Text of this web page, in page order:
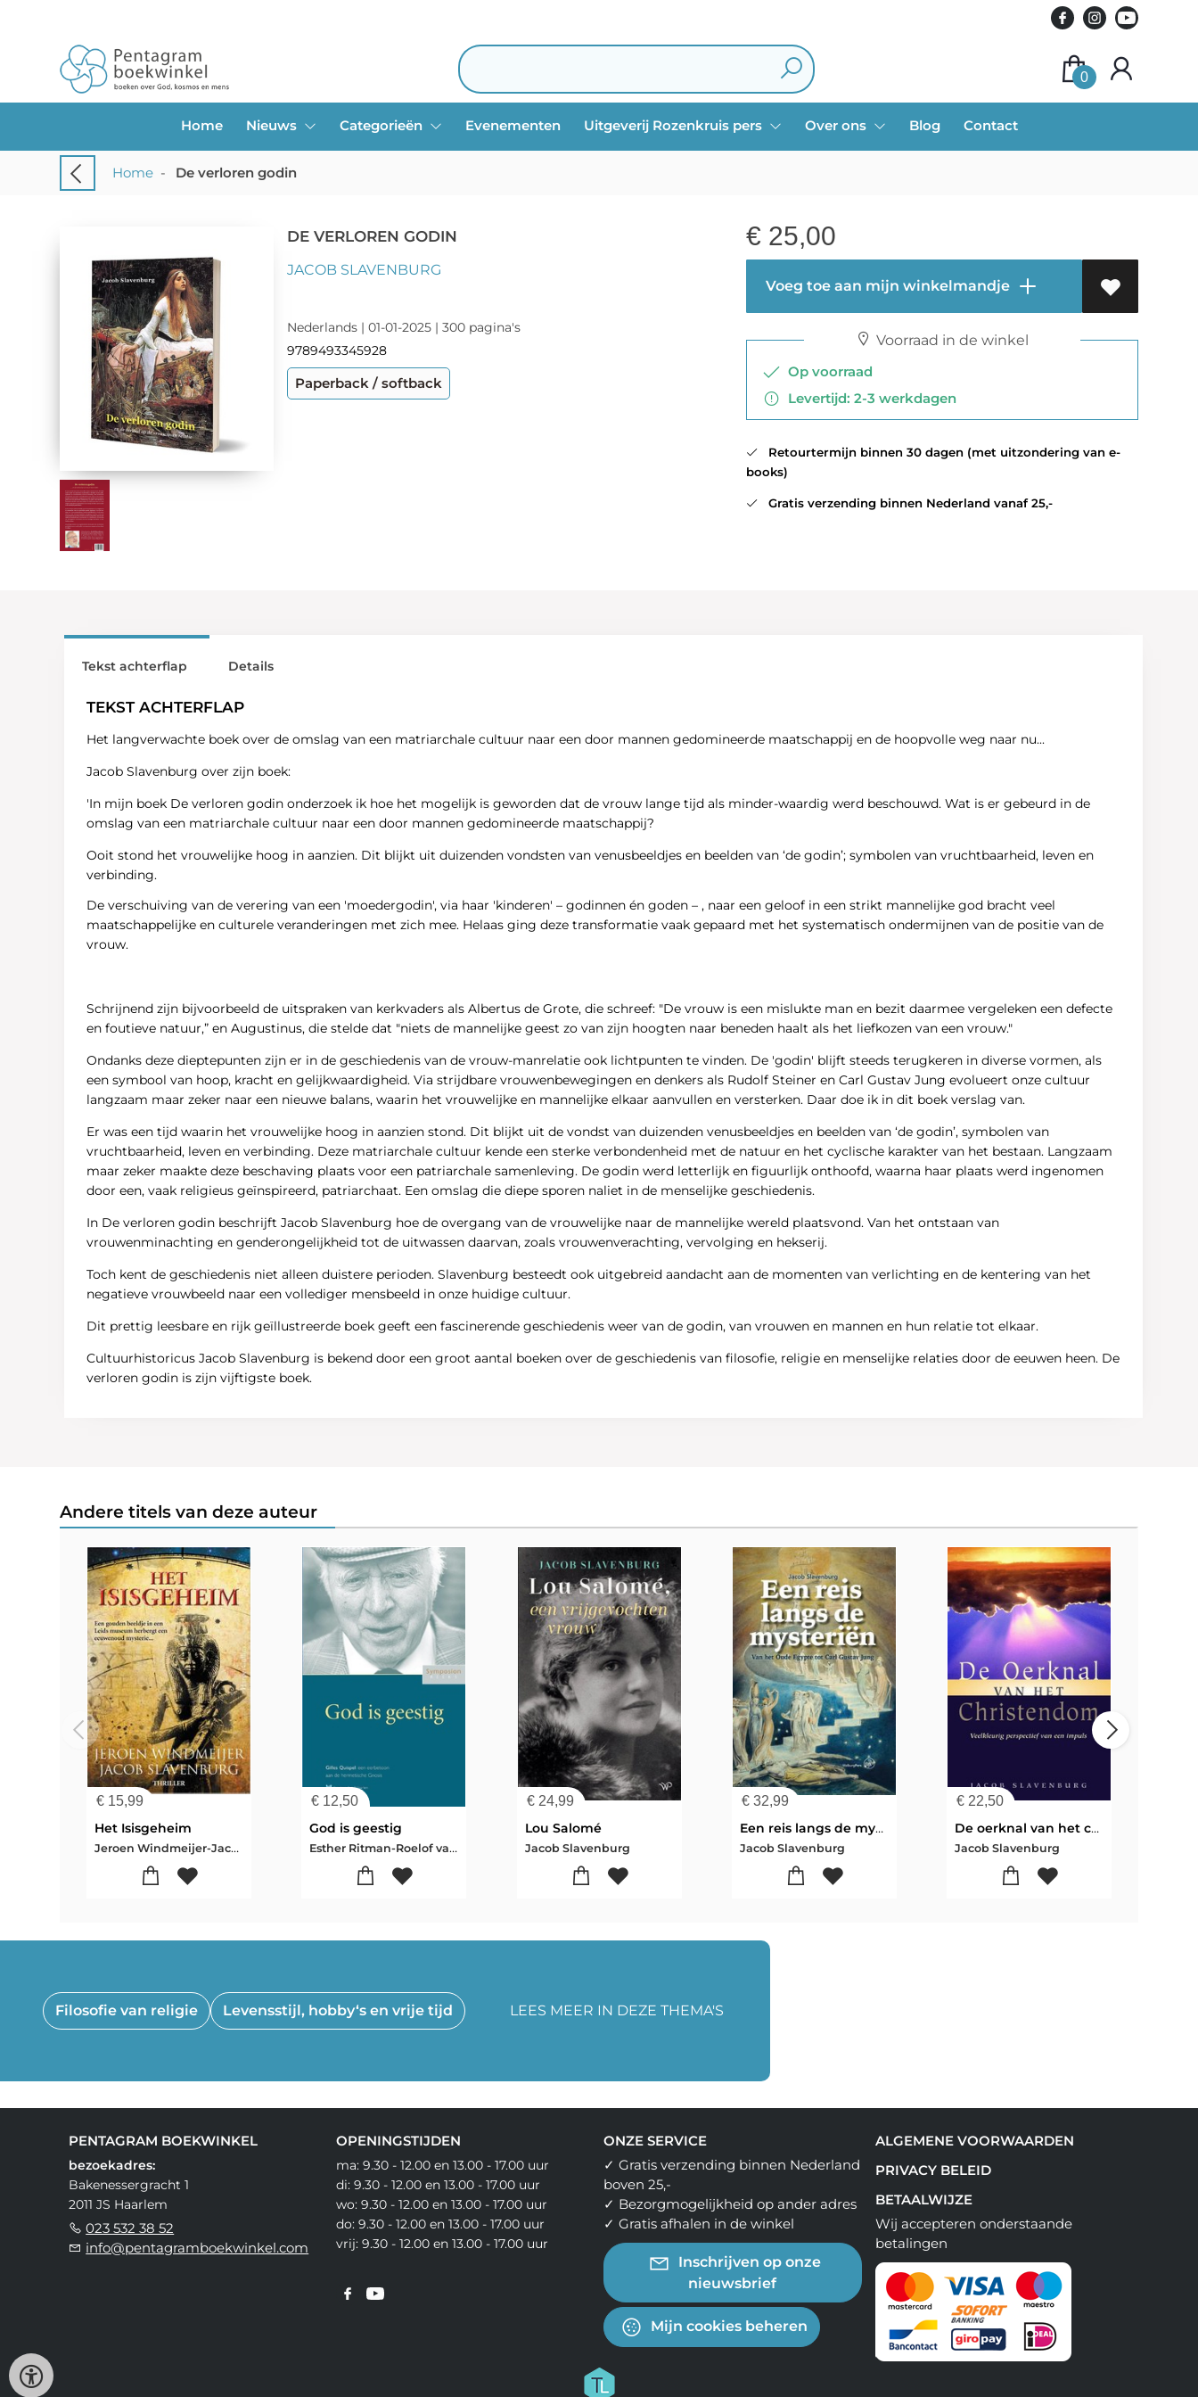
0
Home Nieuws Categorieën Evenementen Uitgeverij Rozenkruis pers Over ons Blog Contact
Home - De verloren godin
DE VERLOREN GODIN
JACOB SLAVENBURG
Nederlands | 01-01-2025 | 300 pagina's
9789493345928
Paperback / softback
€ 25,00
Voeg toe aan mijn winkelmandje
Voorraad in de winkel
Op voorraad
Levertijd: 2-3 werkdagen
Retourtermijn binnen 30 dagen (met uitzondering van e-
books)
Gratis verzending binnen Nederland vanaf 25,-
Tekst achterflap
TEKST ACHTERFLAP
Het langverwachte boek over de omslag van een matriarchale cultuur naar een door mannen gedomineerde maatschappij en de hoopvolle weg naar nu...
Jacob Slavenburg over zijn boek:
'In mijn boek De verloren godin onderzoek ik hoe het mogelijk is geworden dat de vrouw lange tijd als minder-waardig werd beschouwd. Wat is er gebeurd in de
omslag van een matriarchale cultuur naar een door mannen gedomineerde maatschappij?
Ooit stond het vrouwelijke hoog in aanzien. Dit blijkt uit duizenden vondsten van venusbeeldjes en beelden van ‘de godin’; symbolen van vruchtbaarheid, leven en
verbinding.
De verschuiving van de verering van een 'moedergodin', via haar 'kinderen' – godinnen én goden – , naar een geloof in een strikt mannelijke god bracht veel
maatschappelijke en culturele veranderingen met zich mee. Helaas ging deze transformatie vaak gepaard met het systematisch ondermijnen van de positie van de
vrouw.
Schrijnend zijn bijvoorbeeld de uitspraken van kerkvaders als Albertus de Grote, die schreef: "De vrouw is een mislukte man en bezit daarmee vergeleken een defecte
en foutieve natuur,” en Augustinus, die stelde dat "niets de mannelijke geest zo van zijn hoogten naar beneden haalt als het liefkozen van een vrouw."
Ondanks deze dieptepunten zijn er in de geschiedenis van de vrouw-manrelatie ook lichtpunten te vinden. De 'godin' blijft steeds terugkeren in diverse vormen, als
een symbool van hoop, kracht en gelijkwaardigheid. Via strijdbare vrouwenbewegingen en denkers als Rudolf Steiner en Carl Gustav Jung evolueert onze cultuur
langzaam maar zeker naar een nieuwe balans, waarin het vrouwelijke en mannelijke elkaar aanvullen en versterken. Daar doe ik in dit boek verslag van.
Er was een tijd waarin het vrouwelijke hoog in aanzien stond. Dit blijkt uit de vondst van duizenden venusbeeldjes en beelden van ‘de godin’, symbolen van
vruchtbaarheid, leven en verbinding. Deze matriarchale cultuur kende een sterke verbondenheid met de natuur en het cyclische karakter van het bestaan. Langzaam
maar zeker maakte deze beschaving plaats voor een patriarchale samenleving. De godin werd letterlijk en figuurlijk onthoofd, waarna haar plaats werd ingenomen
door een, vaak religieus geïnspireerd, patriarchaat. Een omslag die diepe sporen naliet in de menselijke geschiedenis.
In De verloren godin beschrijft Jacob Slavenburg hoe de overgang van de vrouwelijke naar de mannelijke wereld plaatsvond. Van het ontstaan van
vrouwenminachting en genderongelijkheid tot de uitwassen daarvan, zoals vrouwenverachting, vervolging en hekserij.
Toch kent de geschiedenis niet alleen duistere perioden. Slavenburg besteedt ook uitgebreid aandacht aan de momenten van verlichting en de kentering van het
negatieve vrouwbeeld naar een vollediger mensbeeld in onze huidige cultuur.
Dit prettig leesbare en rijk geïllustreerde boek geeft een fascinerende geschiedenis weer van de godin, van vrouwen en mannen en hun relatie tot elkaar.
Cultuurhistoricus Jacob Slavenburg is bekend door een groot aantal boeken over de geschiedenis van filosofie, religie en menselijke relaties door de eeuwen heen. De
verloren godin is zijn vijftigste boek.
Details
Andere titels van deze auteur
€ 15,99
Het Isisgeheim
Jeroen Windmeijer-Jacob Slavenburg
€ 12,50
God is geestig
Esther Ritman-Roelof van den Broek-Annine van der Meer-Boudewijn Koole-Jacob Slavenburg-Reinout Quispel
€24,99
Lou Salomé
Jacob Slavenburg
€32,99
Een reis langs de mysteriën
Jacob Slavenburg
€ 22,50
De oerknal van het christendom
Jacob Slavenburg
Filosofie van religie Levensstijl, hobby‘s en vrije tijd LEES MEER IN DEZE THEMA'S
PENTAGRAM BOEKWINKEL
bezoekadres:
Bakenessergracht 1
2011 JS Haarlem
023 532 38 52
info@pentagramboekwinkel.com
OPENINGSTIJDEN
ma: 9.30 - 12.00 en 13.00 - 17.00 uur
di: 9.30 - 12.00 en 13.00 - 17.00 uur
wo: 9.30 - 12.00 en 13.00 - 17.00 uur
do: 9.30 - 12.00 en 13.00 - 17.00 uur
vrij: 9.30 - 12.00 en 13.00 - 17.00 uur
ONZE SERVICE
✓ Gratis verzending binnen Nederland
boven 25,-
✓ Bezorgmogelijkheid op ander adres
✓ Gratis afhalen in de winkel
Inschrijven op onze
nieuwsbrief
Mijn cookies beheren
ALGEMENE VOORWAARDEN
PRIVACY BELEID
BETAALWIJZE
Wij accepteren onderstaande
betalingen